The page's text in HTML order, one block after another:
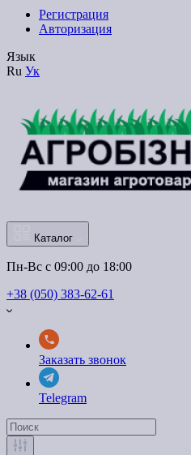
Регистрация
Авторизация
Язык
Ru Ук
Каталог
Пн-Вс с 09:00 до 18:00
+38 (050) 383-62-61
Заказать звонок
Telegram